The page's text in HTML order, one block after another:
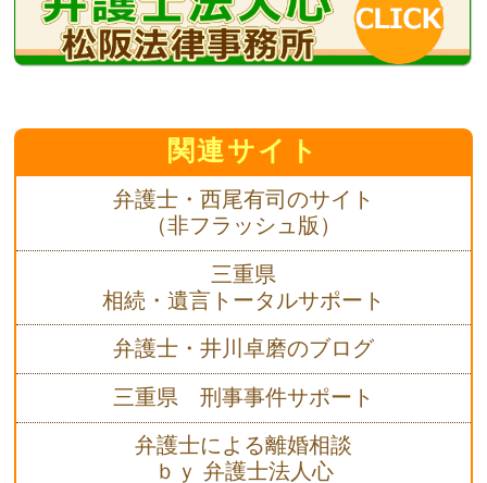
関連サイト
弁護士・西尾有司のサイト
（非フラッシュ版）
三重県
相続・遺言トータルサポート
弁護士・井川卓磨のブログ
三重県 刑事事件サポート
弁護士による離婚相談
ｂｙ 弁護士法人心